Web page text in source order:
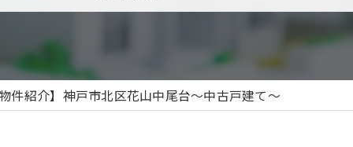
戸建て
マンション
件紹介】神戸市北区花山中尾台～中古戸建て～